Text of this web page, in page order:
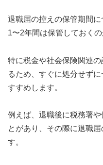
退職届の控えの保管期間
1〜2年間は保管しておくの
特に税金や社会保険関連
るため、すぐに処分せず
すすめします。
例えば、退職後に税務署
とがあり、その際に退職
す。